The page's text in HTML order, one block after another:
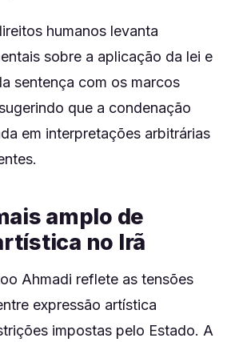
humanos levanta
sobre a aplicação da lei e
sentença com os marcos
que a condenação
em interpretações arbitrárias
amplo de
no Irã
Ahmadi reflete as tensões
expressão artística
impostas pelo Estado. A